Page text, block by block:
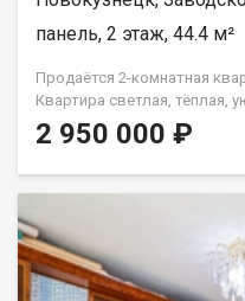
панель, 2 этаж, 44.4 м²
Продаётся 2-комнатная
Квартира светлая, тёплая,
шаговой доступности
общественного
2 950 000 ₽